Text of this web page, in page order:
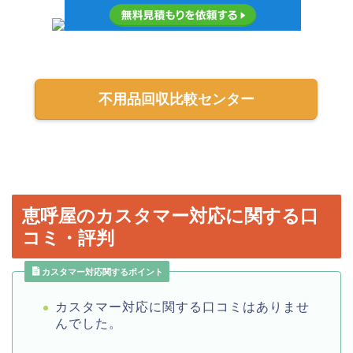
不用品回収比較センター
恵呼屋のカスタマー対応に関する口
コミ・評判
カスタマー対応関するポイント
カスタマー対応に関する口コミはありませ
んでした。